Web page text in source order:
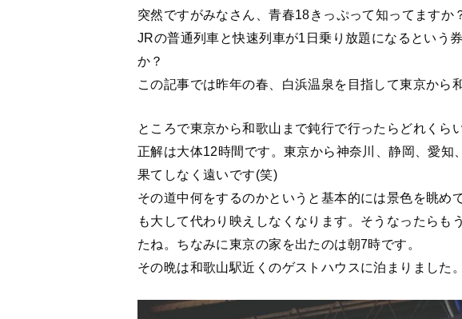
突然ですがみなさん、青春18きっぷって知ってますか
JRの普通列車と快速列車が1日乗り放題になるという
か？
この記事では昨年の春、白浜温泉を目指して東京から
ところで東京から和歌山まで鈍行で行ったらどれくら
正解は大体12時間です。東京から神奈川、静岡、愛知
果てしなく遠いです(笑)
その道中何をするのかというと基本的には景色を眺
も大して代わり映えしなくなります。そうなったら
たね。ちなみに東京の家を出たのは朝7時です。
その晩は和歌山駅近くのゲストハウスに泊まりました